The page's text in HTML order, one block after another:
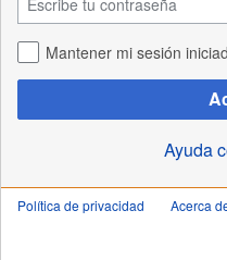
Mantener mi sesión
Ayuda
Política de privacidad Acerca